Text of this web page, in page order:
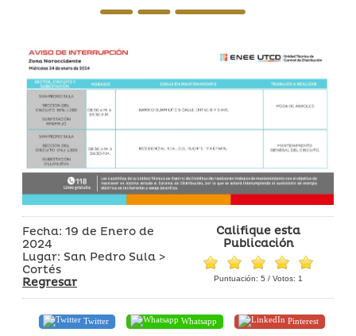
Fecha: 19 de Enero de
2024
Lugar: San Pedro Sula >
Cortés
Regresar
Califique esta
Publicación
Puntuación: 5 / Votos: 1
Twitter Whatsapp Pinterest